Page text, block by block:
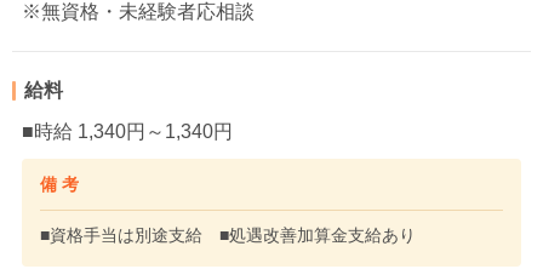
※無資格・未経験者応相談
給料
■時給 1,340円～1,340円
備 考
■資格手当は別途支給 ■処遇改善加算金支給あり